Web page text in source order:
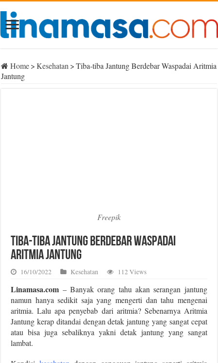
Home> Kesehatan > Tiba-tiba Jantung Berdebar Waspadai Aritmia
Jantung
Freepik
Tiba-tiba Jantung Berdebar Waspadai
Aritmia Jantung
16/10/2022 Kesehatan 112 Views
Linamasa.com – Banyak orang tahu akan serangan jantung
namun hanya sedikit saja yang mengerti dan tahu mengenai
aritmia. Lalu apa penyebab dari aritmia? Sebenarnya Aritmia
Jantung kerap ditandai dengan detak jantung yang sangat cepat
atau bisa juga sebaliknya yakni detak jantung yang sangat
lambat.